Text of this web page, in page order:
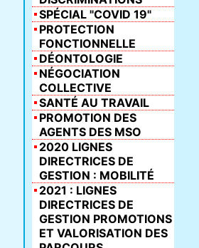
SPÉCIAL "COVID 19"
PROTECTION
FONCTIONNELLE
DÉONTOLOGIE
NÉGOCIATION
COLLECTIVE
SANTÉ AU TRAVAIL
PROMOTION DES
AGENTS DES MSO
2020 LIGNES
DIRECTRICES DE
GESTION : MOBILITÉ
2021 : LIGNES
DIRECTRICES DE
GESTION PROMOTIONS
ET VALORISATION DES